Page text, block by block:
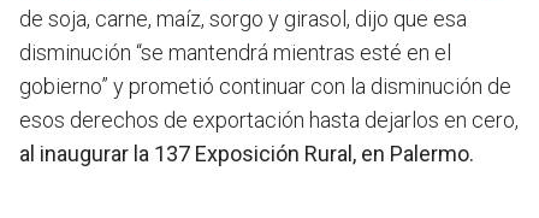
de soja, carne, maíz, sorgo y girasol, dijo que esa
disminución “se mantendrá mientras esté en el
gobierno” y prometió continuar con la disminución de
esos derechos de exportación hasta dejarlos en cero,
al inaugurar la 137 Exposición Rural, en Palermo.